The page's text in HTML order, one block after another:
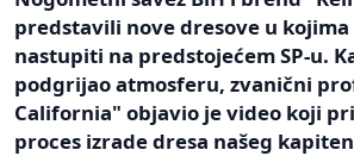
predstavili nove dresove u kojima
nastupiti na predstojećem SP-u.
podgrijao atmosferu, zvanični
California" objavio je video koji
proces izrade dresa našeg